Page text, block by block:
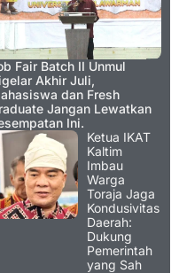
Fair Batch II Unmul
Akhir Juli,
dan Fresh
Jangan Lewatkan
Ini.
Ketua IKAT
Kaltim
Imbau
Warga
Toraja Jaga
Kondusivitas
Daerah:
Dukung
Pemerintah
yang Sah